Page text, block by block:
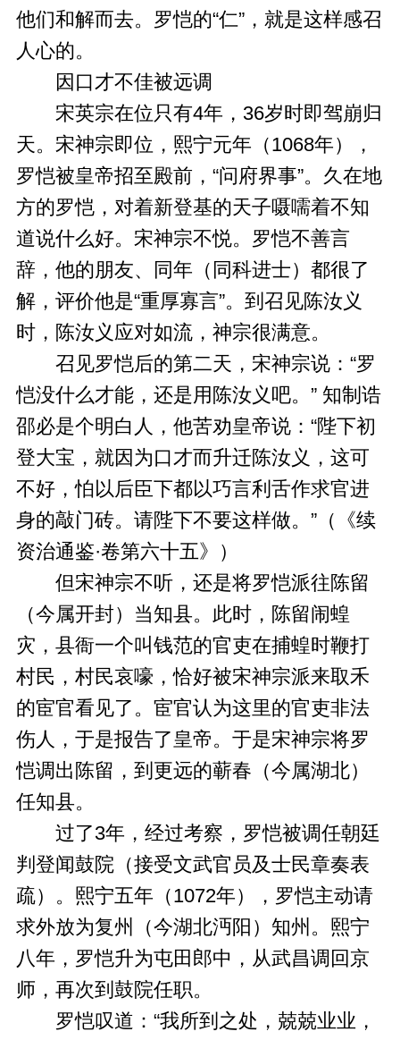
他们和解而去。罗恺的“仁”，就是这样感召
人心的。
因口才不佳被远调
宋英宗在位只有4年，36岁时即驾崩归
天。宋神宗即位，熙宁元年（1068年），
罗恺被皇帝招至殿前，“问府界事”。久在地
方的罗恺，对着新登基的天子嗫嚅着不知
道说什么好。宋神宗不悦。罗恺不善言
辞，他的朋友、同年（同科进士）都很了
解，评价他是“重厚寡言”。到召见陈汝义
时，陈汝义应对如流，神宗很满意。
召见罗恺后的第二天，宋神宗说：“罗
恺没什么才能，还是用陈汝义吧。” 知制诰
邵必是个明白人，他苦劝皇帝说：“陛下初
登大宝，就因为口才而升迁陈汝义，这可
不好，怕以后臣下都以巧言利舌作求官进
身的敲门砖。请陛下不要这样做。”（《续
资治通鉴·卷第六十五》）
但宋神宗不听，还是将罗恺派往陈留
（今属开封）当知县。此时，陈留闹蝗
灾，县衙一个叫钱范的官吏在捕蝗时鞭打
村民，村民哀嚎，恰好被宋神宗派来取禾
的宦官看见了。宦官认为这里的官吏非法
伤人，于是报告了皇帝。于是宋神宗将罗
恺调出陈留，到更远的蕲春（今属湖北）
任知县。
过了3年，经过考察，罗恺被调任朝廷
判登闻鼓院（接受文武官员及士民章奏表
疏）。熙宁五年（1072年），罗恺主动请
求外放为复州（今湖北沔阳）知州。熙宁
八年，罗恺升为屯田郎中，从武昌调回京
师，再次到鼓院任职。
罗恺叹道：“我所到之处，兢兢业业，